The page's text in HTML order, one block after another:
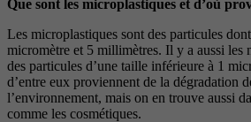
Que sont les microplastiques et d’où
Les microplastiques sont des particules
micromètre et 5 millimètres. Il y a aussi les
des particules d’une taille inférieure à 1
d’entre eux proviennent de la dégradation
l’environnement, mais on en trouve aussi
comme les cosmétiques.